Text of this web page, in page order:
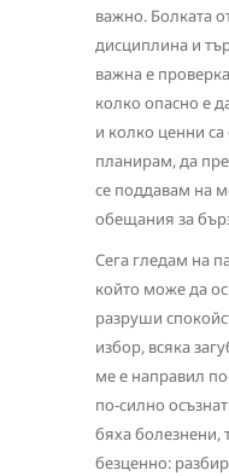
важно. Болката
дисциплина и
важна е
колко опасно е
и колко ценни са
планирам, да
се поддавам на
обещания за
Сега гледам на
който може да
разруши
избор, всяка
ме е направил
по-силно
бяха болезнени,
безценно: